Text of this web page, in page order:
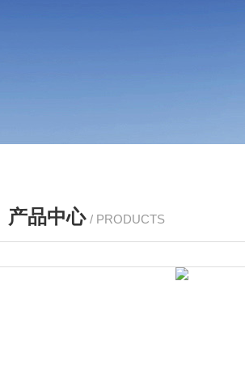
产品中心 / PRODUCTS